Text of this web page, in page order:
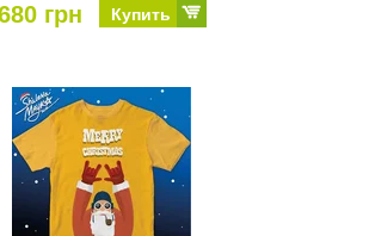
грн Купить